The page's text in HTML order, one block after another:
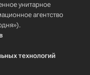
унитарное
агентство
технологий